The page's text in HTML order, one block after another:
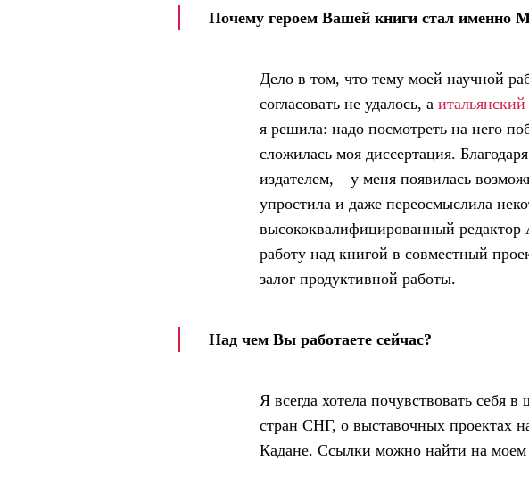
Почему героем Вашей книги стал именно
Дело в том, что тему моей научной
согласовать не удалось, а
я решила: надо посмотреть на него
сложилась моя диссертация.
издателем, – у меня появилась
упростила и даже переосмыслила
высококвалифицированный редактор
работу над книгой в совместный
залог продуктивной работы.
Над чем Вы работаете сейчас?
Я всегда хотела почувствовать
стран СНГ, о выставочных проектах
Кадане. Ссылки можно найти на моем